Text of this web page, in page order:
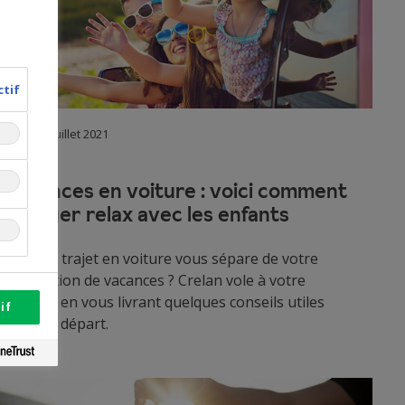
08 juillet 2021
Vacances en voiture : voici comment
voyager relax avec les enfants
Un long trajet en voiture vous sépare de votre
destination de vacances ? Crelan vole à votre
secours en vous livrant quelques conseils utiles
avant le départ.